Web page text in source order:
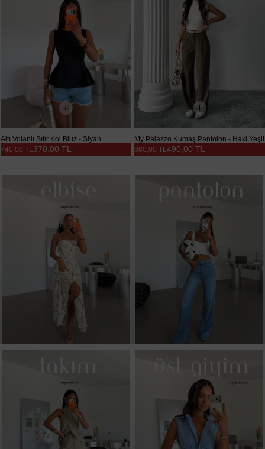
Altı Volanlı Sıfır Kol Bluz - Siyah
370,00 TL
740,00 TL
My Palazzo Kumaş Pantolon - Haki Yeşil
490,00 TL
980,00 TL